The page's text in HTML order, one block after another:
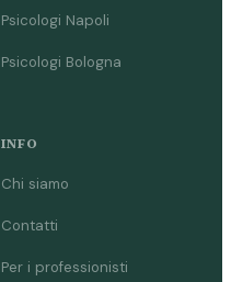
Psicologi Napoli
Psicologi Bologna
INFO
Chi siamo
Contatti
Per i professionisti